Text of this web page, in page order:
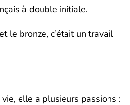
à double initiale.
le bronze, c’était un travail
elle a plusieurs passions :